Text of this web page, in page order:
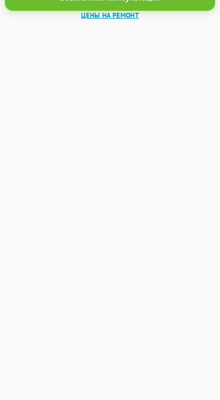
ЦЕНЫ НА РЕМОНТ